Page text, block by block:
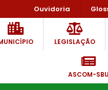
Ouvidoria
LEGISLAÇÃO
ASCOM-SBU